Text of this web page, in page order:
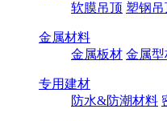
软膜吊顶 塑钢吊
金属材料
金属板材 金属型
专用建材
防水&防潮材料